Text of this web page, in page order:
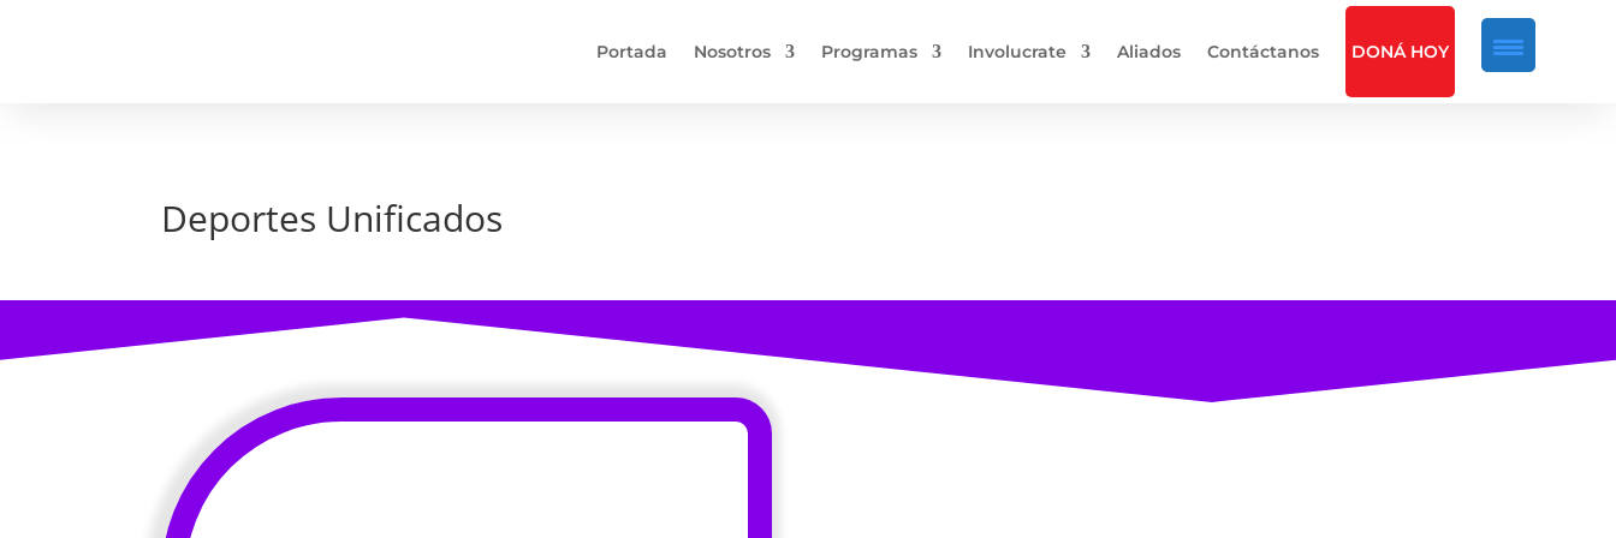
Portada Nosotros Programas Involucrate Aliados Contáctanos DONÁ HOY
Deportes Unificados